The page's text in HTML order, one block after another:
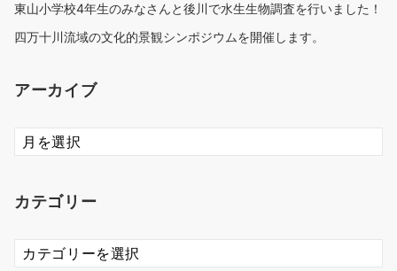
東山小学校4年生のみなさんと後川で水生生物調査を行いました！
四万十川流域の文化的景観シンポジウムを開催します。
アーカイブ
ア
ー
ブ
カテゴリー
カ
テ